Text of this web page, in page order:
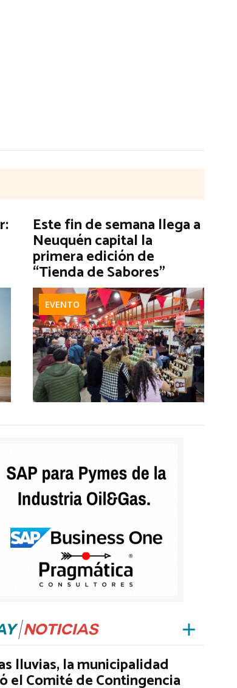
Este fin de semana llega a
Neuquén capital la
primera edición de
“Tienda de Sabores”
EVENTO
lluvias, la municipalidad
el Comité de Contingencia